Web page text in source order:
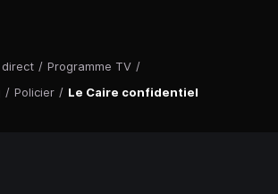
direct / Programme TV /
/ Policier / Le Caire confidentiel